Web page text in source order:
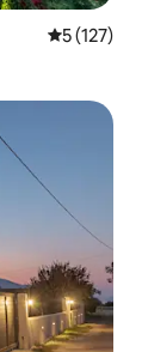
Évaluation
5 (127)